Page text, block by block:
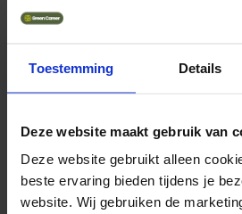
Toestemming Details
Deze website maakt gebruik van
Deze website gebruikt alleen
beste ervaring bieden tijdens je
website. Wij gebruiken de
35.873 ~ 40.098
Solliciteer direct